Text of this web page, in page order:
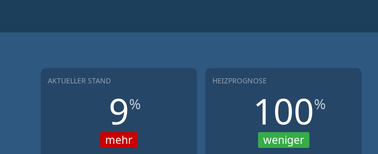
AKTUELLER STAND
9%
mehr
HEIZPROGNOSE
100%
weniger